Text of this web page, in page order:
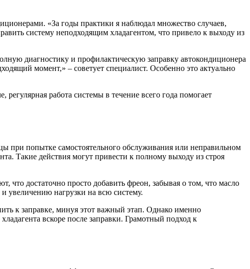
«За годы практики я наблюдал множество случаев,
систему неподходящим хладагентом, что привело к выходу из
диагностику и профилактическую заправку автокондиционера
момент,» – советует специалист. Особенно это актуально
работа системы в течение всего года помогает
при попытке самостоятельного обслуживания или неправильном
Такие действия могут привести к полному выходу из строя
что достаточно просто добавить фреон, забывая о том, что масло
увеличению нагрузки на всю систему.
к заправке, минуя этот важный этап. Однако именно
вскоре после заправки. Грамотный подход к